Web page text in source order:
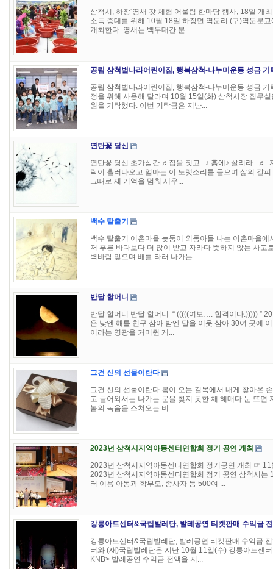
삼척시, 하장‘영새 갓’체험 어울림 한마당 행사, 18일 개
소득 증대를 위해 10월 18일 하장면 역둔리 (구)역둔분
개최한다. 영새는 백두대간 분...
공립 삼척별나라어린이집, 행복삼척-나누미운동 성금 기
공립 삼척별나라어린이집, 행복삼척-나누미운동 성금
정을 위해 사용해 달라며 10월 15일(화) 삼척시장 집무
원을 기탁했다. 이번 기탁금은 지난...
연탄꽃 당신
연탄꽃 당신 초가삼간 ♬집을 짓고...♪ 흙에♪ 살리라...♬
락이 흘러나오고 엄마는 이 노랫소리를 들으며 삶의 갈
그때로 제 기억을 멈춰 세우...
백수 탈출기
백수 탈출기 어촌마을 늦둥이 외동아들 나는 어촌마을
저 푸른 바다보다 더 많이 받고 자라다 뜻하지 않는 사
벽바람 맞으며 배를 타러 나가는...
반달 할머니
반달 할머니 반달 할머니 ​ ​“ (((((여보…. 합격이다.))))) ”
은 낮엔 해를 친구 삼아 밤엔 달을 이웃 삼아 30여 곳에
이라는 영광을 거머쥔 게...
그건 신의 선물이란다
그건 신의 선물이란다 봄이 오는 길목에서 내게 찾아온
고 들어와서는 나가는 문을 찾지 못한 채 헤매다 눈 뜨
봄의 녹음을 스쳐오는 비...
2023년 삼척시지역아동센터연합회 정기 공연 개최
2023년 삼척시지역아동센터연합회 정기공연 개최 ☞
2023년 삼척시지역아동센터연합회 정기 공연 삼척시
터 이용 아동과 학부모, 종사자 등 500여 ...
강릉아트센터&국립발레단, 발레공연 티켓판매 수익금
강릉아트센터&국립발레단, 발레공연 티켓판매 수익금
터와 (재)국립발레단은 지난 10월 11일(수) 강릉아트센
KNB> 발레공연 수익금 전액을 지...